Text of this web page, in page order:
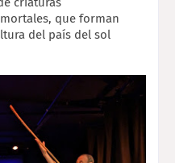
que forman
del país del sol